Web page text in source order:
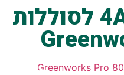
מטען מהיר 4Ah לסוללות